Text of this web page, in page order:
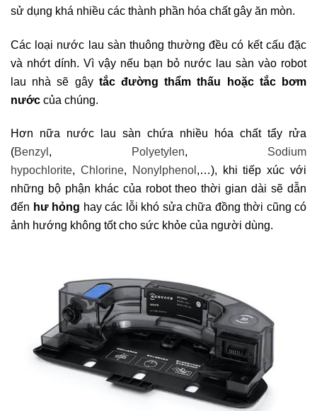
sử dụng khá nhiều các thành phần hóa chất gây ăn mòn.
Các loại nước lau sàn thuông thường đều có kết cấu đặc
và nhớt dính. Vì vậy nếu bạn bỏ nước lau sàn vào robot
lau nhà sẽ gây tắc đường thẩm thấu hoặc tắc bơm
nước của chúng.
Hơn nữa nước lau sàn chứa nhiều hóa chất tẩy rửa
(Benzyl, Polyetylen, Sodium
hypochlorite, Chlorine, Nonylphenol,…), khi tiếp xúc với
những bộ phận khác của robot theo thời gian dài sẽ dẫn
đến hư hỏng hay các lỗi khó sửa chữa đồng thời cũng có
ảnh hướng không tốt cho sức khỏe của người dùng.